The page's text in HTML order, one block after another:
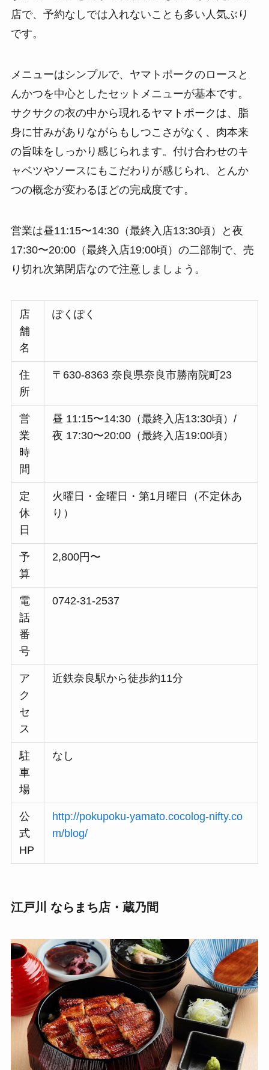
店で、予約なしでは入れないことも多い人気ぶり
です。
メニューはシンプルで、ヤマトポークのロースと
んかつを中心としたセットメニューが基本です。
サクサクの衣の中から現れるヤマトポークは、脂
身に甘みがありながらもしつこさがなく、肉本来
の旨味をしっかり感じられます。付け合わせのキ
ャベツやソースにもこだわりが感じられ、とんか
つの概念が変わるほどの完成度です。
営業は昼11:15〜14:30（最終入店13:30頃）と夜
17:30〜20:00（最終入店19:00頃）の二部制で、売
り切れ次第閉店なので注意しましょう。
店
舗
名
ぽくぽく
住
所
〒630-8363 奈良県奈良市勝南院町23
営
業
時
間
昼 11:15〜14:30（最終入店13:30頃）/
夜 17:30〜20:00（最終入店19:00頃）
定
休
日
火曜日・金曜日・第1月曜日（不定休あ
り）
予
算
2,800円〜
電
話
番
号
0742-31-2537
ア
ク
セ
ス
近鉄奈良駅から徒歩約11分
駐
車
場
なし
公
式
HP
http://pokupoku-yamato.cocolog-nifty.co
m/blog/
江戸川 ならまち店・蔵乃間